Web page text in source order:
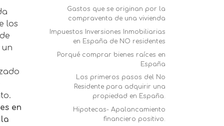
los
en
Gastos que se originan por la
compraventa de una vivienda
Impuestos Inversiones Inmobiliarias
en España de NO residentes
Porqué comprar bienes raíces en
España
Los primeros pasos del No
Residente para adquirir una
propiedad en España.
Hipotecas- Apalancamiento
financiero positivo.